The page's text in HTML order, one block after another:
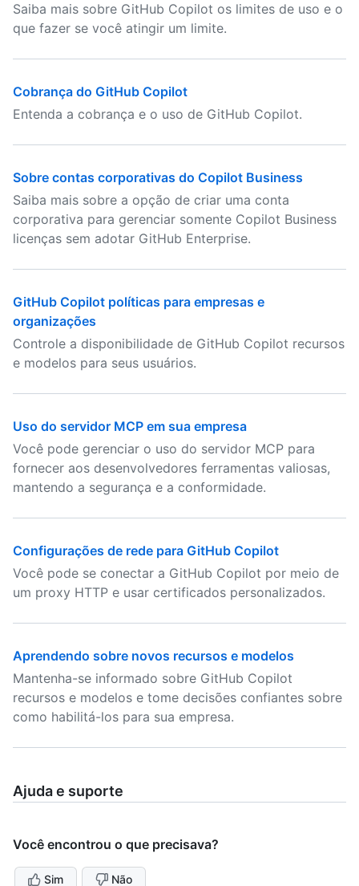
Saiba mais sobre GitHub Copilot os limites de uso e o
que fazer se você atingir um limite.
Cobrança do GitHub Copilot
Entenda a cobrança e o uso de GitHub Copilot.
Sobre contas corporativas do Copilot Business
Saiba mais sobre a opção de criar uma conta
corporativa para gerenciar somente Copilot Business
licenças sem adotar GitHub Enterprise.
GitHub Copilot políticas para empresas e
organizações
Controle a disponibilidade de GitHub Copilot recursos
e modelos para seus usuários.
Uso do servidor MCP em sua empresa
Você pode gerenciar o uso do servidor MCP para
fornecer aos desenvolvedores ferramentas valiosas,
mantendo a segurança e a conformidade.
Configurações de rede para GitHub Copilot
Você pode se conectar a GitHub Copilot por meio de
um proxy HTTP e usar certificados personalizados.
Aprendendo sobre novos recursos e modelos
Mantenha-se informado sobre GitHub Copilot
recursos e modelos e tome decisões confiantes sobre
como habilitá-los para sua empresa.
Ajuda e suporte
Você encontrou o que precisava?
Sim Não